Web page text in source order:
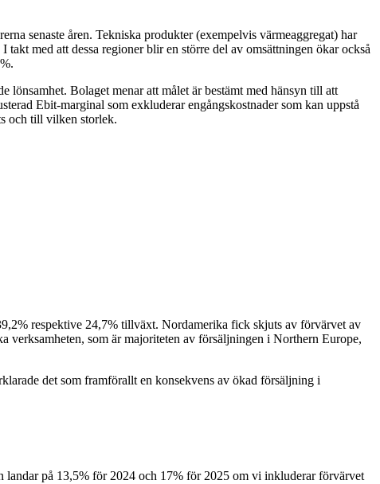
senaste åren. Tekniska produkter (exempelvis värmeaggregat) har
med att dessa regioner blir en större del av omsättningen ökar också
lönsamhet. Bolaget menar att målet är bestämt med hänsyn till att
Ebit-marginal som exkluderar engångskostnader som kan uppstå
och till vilken storlek.
respektive 24,7% tillväxt. Nordamerika fick skjuts av förvärvet av
som är majoriteten av försäljningen i Northern Europe,
det som framförallt en konsekvens av ökad försäljning i
landar på 13,5% för 2024 och 17% för 2025 om vi inkluderar förvärvet